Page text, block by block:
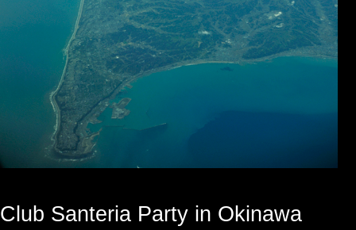
Club Santeria Party in Okinawa